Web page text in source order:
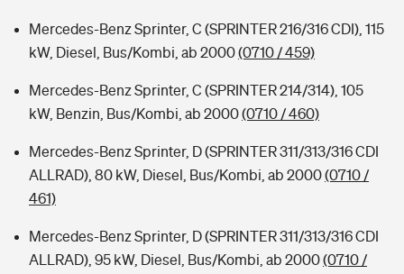
Mercedes-Benz Sprinter, C (SPRINTER 216/316 CDI), 115
kW, Diesel, Bus/Kombi, ab 2000(0710 / 459)
Mercedes-Benz Sprinter, C (SPRINTER 214/314), 105
kW, Benzin, Bus/Kombi, ab 2000(0710 / 460)
Mercedes-Benz Sprinter, D (SPRINTER 311/313/316 CDI
ALLRAD), 80 kW, Diesel, Bus/Kombi, ab 2000(0710 /
461)
Mercedes-Benz Sprinter, D (SPRINTER 311/313/316 CDI
ALLRAD), 95 kW, Diesel, Bus/Kombi, ab 2000(0710 /